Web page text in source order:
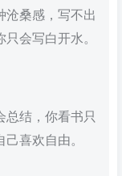
沧桑感，写不出
会写白开水。
总结，你看书只
喜欢自由。